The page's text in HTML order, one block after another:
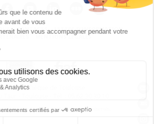
· CONTACTS · LETTRE D'INFORMATION ·
· MENTIONS LÉGALES
La Cinémathèque de Toulouse
de Toulouse © 2015. Tous droits réservés.